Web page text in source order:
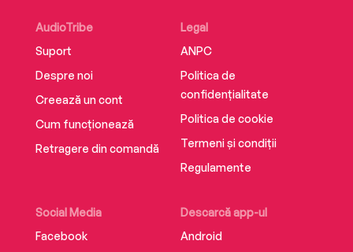
AudioTribe
Suport
Despre noi
Creează un cont
Cum funcționează
Retragere din comandă
Social Media
Facebook
Descarcă app-ul
Android
Legal
ANPC
Politica de
confidențialitate
Politica de cookie
Termeni și condiții
Regulamente